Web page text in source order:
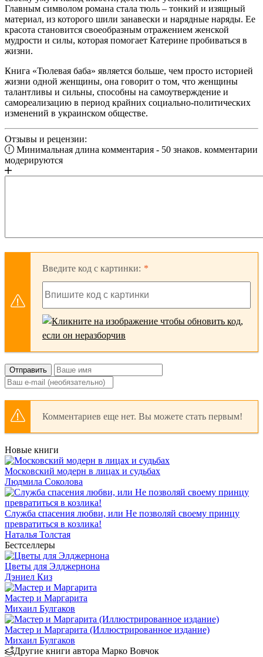
Главным символом романа стала тюль – тонкий и изящный
материал, из которого шили занавески и нарядные наряды. Ее
красота становится своеобразным отражением женской
мудрости и силы, которая помогает Катерине пробиваться в
жизни.
Книга «Тюлевая баба» является больше, чем просто историей
жизни одной женщины, она говорит о том, что женщины
талантливы и сильны, способны на самоутверждение и
самореализацию в период крайних социально-политических
изменений в украинском обществе.
Отзывы и рецензии:
Минимальная длина комментария - 50 знаков. комментарии
модерируются
Введите код с картинки:
Отправить
Комментариев еще нет. Вы можете стать первым!
Новые книги
Московский модерн в лицах и судьбах
Людмила Соколова
Служба спасения любви, или Не позволяй своему принцу
превратиться в козлика!
Наталья Толстая
Бестселлеры
Цветы для Элджернона
Дэниел Киз
Мастер и Маргарита
Михаил Булгаков
Мастер и Маргарита (Иллюстрированное издание)
Михаил Булгаков
Другие книги автора Марко Вовчок